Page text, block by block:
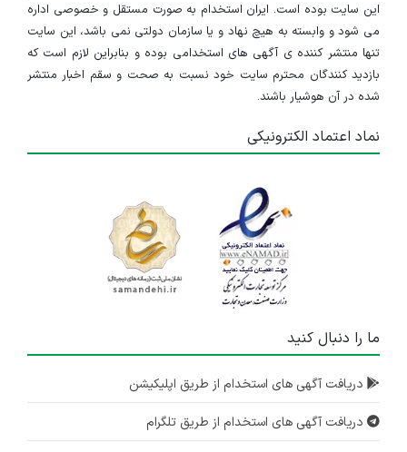
این سایت بوده است. ایران استخدام به صورت مستقل و خصوصی اداره
می شود و وابسته به هیچ نهاد و یا سازمان دولتی نمی باشد، این سایت
تنها منتشر کننده ی آگهی های استخدامی بوده و بنابراین لازم است که
بازدید کنندگان محترم سایت خود نسبت به صحت و سقم اخبار منتشر
شده در آن هوشیار باشند.
نماد اعتماد الکترونیکی
ما را دنبال کنید
دریافت آگهی های استخدام از طریق اپلیکیشن
دریافت آگهی های استخدام از طریق تلگرام